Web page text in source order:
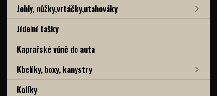
Jehly, nůžky,vrtáčky,utahováky
Jídelní tašky
Kaprařské vůně do auta
Kbelíky, boxy, kanystry
Kolíky